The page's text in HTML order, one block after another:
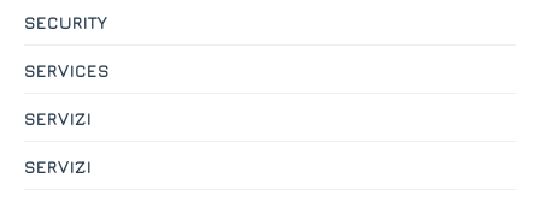
SECURITY
SERVICES
SERVIZI
SERVIZI